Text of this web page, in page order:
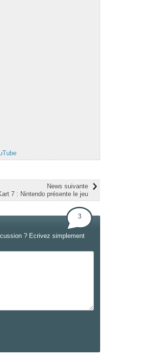
News suivante
7 : Nintendo présente le jeu
3
? Ecrivez simplement